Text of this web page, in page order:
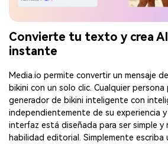
Convierte tu texto y crea AI
instante
Media.io permite convertir un mensaje
bikini con un solo clic. Cualquier persona
generador de bikini inteligente con
independientemente de su experiencia
interfaz está diseñada para ser simple y
habilidad editorial. Simplemente